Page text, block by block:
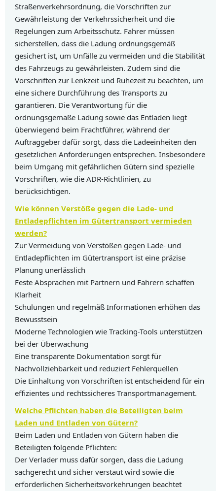
Straßenverkehrsordnung, die Vorschriften zur
Gewährleistung der Verkehrssicherheit und die
Regelungen zum Arbeitsschutz. Fahrer müssen
sicherstellen, dass die Ladung ordnungsgemäß
gesichert ist, um Unfälle zu vermeiden und die Stabilität
des Fahrzeugs zu gewährleisten. Zudem sind die
Vorschriften zur Lenkzeit und Ruhezeit zu beachten, um
eine sichere Durchführung des Transports zu
garantieren. Die Verantwortung für die
ordnungsgemäße Ladung sowie das Entladen liegt
überwiegend beim Frachtführer, während der
Auftraggeber dafür sorgt, dass die Ladeeinheiten den
gesetzlichen Anforderungen entsprechen. Insbesondere
beim Umgang mit gefährlichen Gütern sind spezielle
Vorschriften, wie die ADR-Richtlinien, zu
berücksichtigen.
Wie können Verstöße gegen die Lade- und
Entladepflichten im Gütertransport vermieden
werden?
Zur Vermeidung von Verstößen gegen Lade- und
Entladepflichten im Gütertransport ist eine präzise
Planung unerlässlich
Feste Absprachen mit Partnern und Fahrern schaffen
Klarheit
Schulungen und regelmäß Informationen erhöhen das
Bewusstsein
Moderne Technologien wie Tracking-Tools unterstützen
bei der Überwachung
Eine transparente Dokumentation sorgt für
Nachvollziehbarkeit und reduziert Fehlerquellen
Die Einhaltung von Vorschriften ist entscheidend für ein
effizientes und rechtssicheres Transportmanagement.
Welche Pflichten haben die Beteiligten beim
Laden und Entladen von Gütern?
Beim Laden und Entladen von Gütern haben die
Beteiligten folgende Pflichten:
Der Verlader muss dafür sorgen, dass die Ladung
sachgerecht und sicher verstaut wird sowie die
erforderlichen Sicherheitsvorkehrungen beachtet